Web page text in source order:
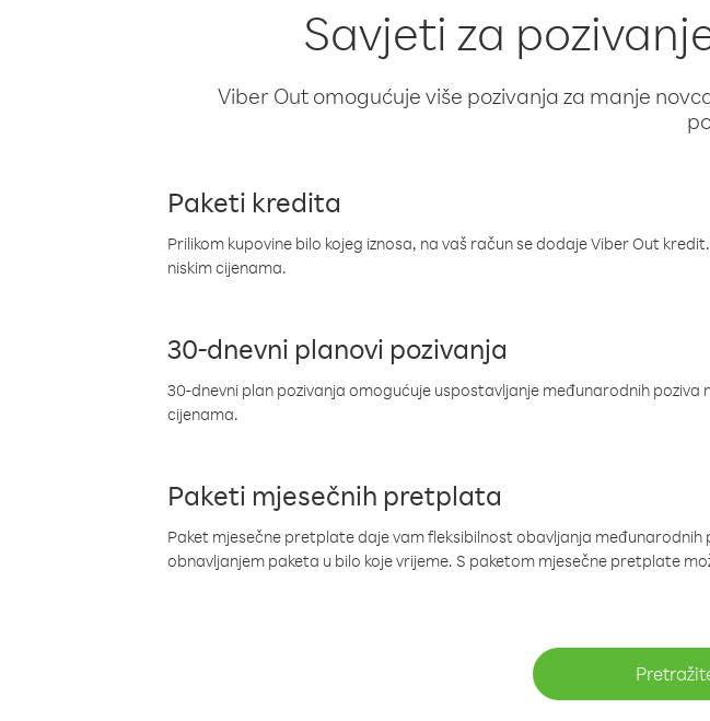
Savjeti za
Viber Out omogućuje više pozivanja za manje
Paketi kredita
Prilikom kupovine bilo kojeg iznosa, na vaš račun se dodaje Viber Out
niskim cijenama.
30-dnevni planovi pozivanja
30-dnevni plan pozivanja omogućuje uspostavljanje međunarodnih
cijenama.
Paketi mjesečnih pretplata
Paket mjesečne pretplate daje vam fleksibilnost obavljanja
obnavljanjem paketa u bilo koje vrijeme. S paketom mjesečne pretplate